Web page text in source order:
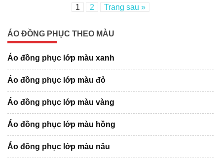
1 2 Trang sau »
ÁO ĐỒNG PHỤC THEO MÀU
Áo đồng phục lớp màu xanh
Áo đồng phục lớp màu đỏ
Áo đồng phục lớp màu vàng
Áo đồng phục lớp màu hồng
Áo đồng phục lớp màu nâu